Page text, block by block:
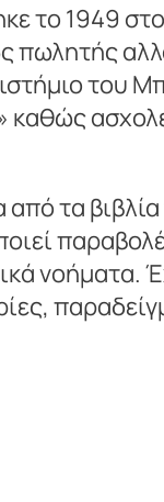
το 1949
πωλητής
του
καθώς
τα
νοήματα.